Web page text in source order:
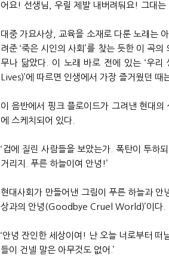
어요! 선생님, 우릴 제발 내버려둬요! 그대는
대중 가요사상, 교육을 소재로 다룬 노래는
려준 ‘죽은 시인의 사회’를 찾는 듯한 이 곡
무나 닮았다. 이 노래 바로 전에 있는 ‘우
Lives)’에 따르면 인생에서 가장 즐거웠던
이 음반에서 핑크 플로이드가 그려낸 현대
에 스케치되어 있다.
‘겁에 질린 사람들을 보았는가. 폭탄이 투하
거리지. 푸른 하늘이여 안녕!’
현대사회가 만들어낸 그림이 푸른 하늘과 안
상과의 안녕(Goodbye Cruel World)’이다.
‘안녕 잔인한 세상이여! 난 오늘 너로부터
들이 건넬 말은 아무것도 없어.’